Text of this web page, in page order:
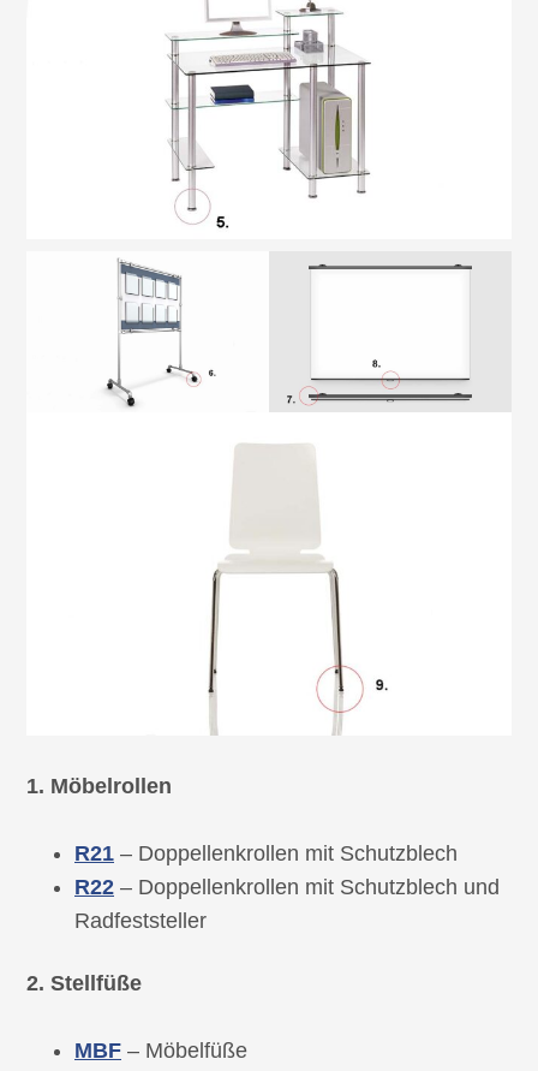
1. Möbelrollen
R21 – Doppellenkrollen mit Schutzblech
R22 – Doppellenkrollen mit Schutzblech und
Radfeststeller
2. Stellfüße
MBF – Möbelfüße